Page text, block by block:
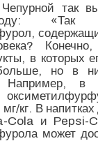
так
«Так
в которых
но в
Например,
кг. В
Cola и Pepsi-
может